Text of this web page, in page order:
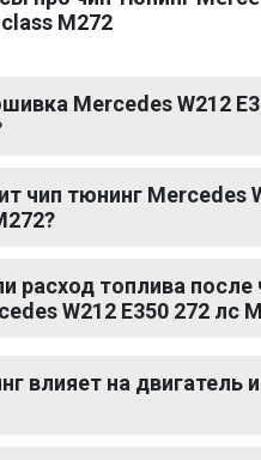
M272
Mercedes W212
чип тюнинг Mercedes
расход топлива после
W212 E350 272 лс
влияет на двигатель и